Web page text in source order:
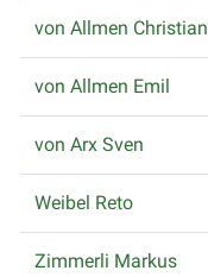
von Allmen Christian
von Allmen Emil
von Arx Sven
Weibel Reto
Zimmerli Markus